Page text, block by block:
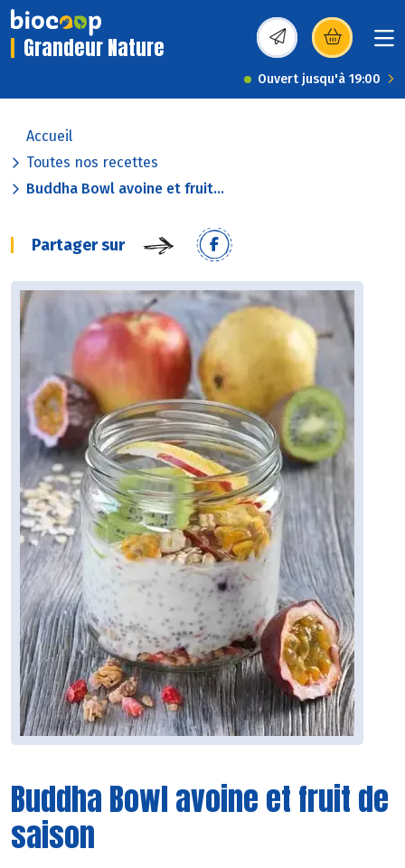
Grandeur Nature (s’ouvre dans une
Ouvert jusqu'à 19:00
Accueil
Toutes nos recettes
Buddha Bowl avoine et fruit...
Partager sur
Buddha Bowl avoine et fruit de
saison